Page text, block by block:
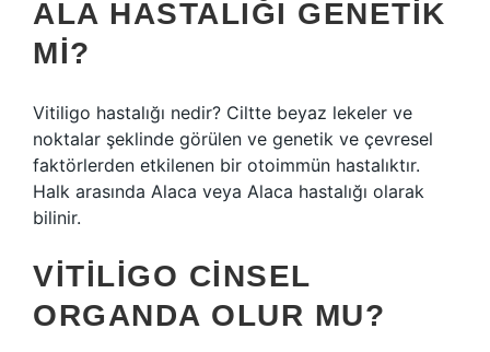
ALA HASTALIĞI GENETIK
MI?
Vitiligo hastalığı nedir? Ciltte beyaz lekeler ve
noktalar şeklinde görülen ve genetik ve çevresel
faktörlerden etkilenen bir otoimmün hastalıktır.
Halk arasında Alaca veya Alaca hastalığı olarak
bilinir.
VITILIGO CINSEL
ORGANDA OLUR MU?